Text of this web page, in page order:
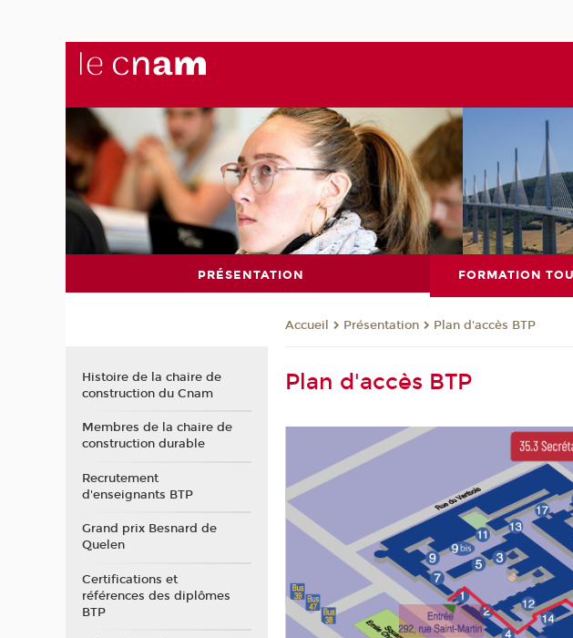
PRÉSENTATION FORMATION
Accueil Présentation Plan d'accès BTP
Plan d'accès BTP
Histoire de la chaire de
construction du Cnam
Membres de la chaire de
construction durable
Recrutement
d'enseignants BTP
Grand prix Besnard de
Quelen
Certifications et
références des diplômes
BTP